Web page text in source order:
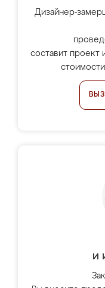
Дизайнер-
составит проект
и